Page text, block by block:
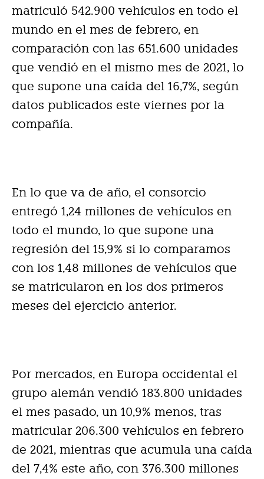
matriculó 542.900 vehículos en todo el
mundo en el mes de febrero, en
comparación con las 651.600 unidades
que vendió en el mismo mes de 2021, lo
que supone una caída del 16,7%, según
datos publicados este viernes por la
compañía.
En lo que va de año, el consorcio
entregó 1,24 millones de vehículos en
todo el mundo, lo que supone una
regresión del 15,9% si lo comparamos
con los 1,48 millones de vehículos que
se matricularon en los dos primeros
meses del ejercicio anterior.
Por mercados, en Europa occidental el
grupo alemán vendió 183.800 unidades
el mes pasado, un 10,9% menos, tras
matricular 206.300 vehículos en febrero
de 2021, mientras que acumula una caída
del 7,4% este año, con 376.300 millones